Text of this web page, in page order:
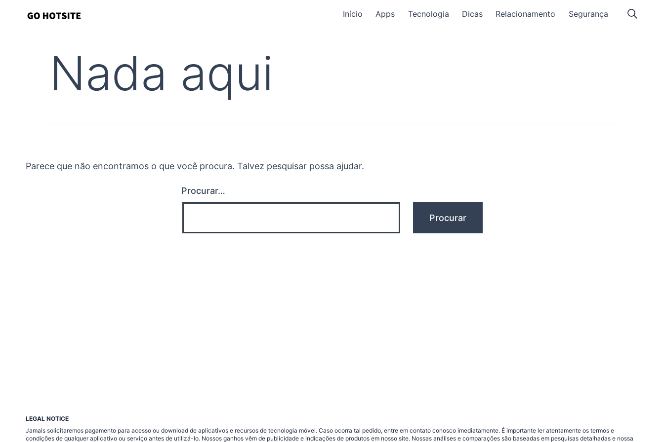
Início Apps Tecnologia Dicas Relacionamento Segurança
Nada aqui
Parece que não encontramos o que você procura. Talvez pesquisar possa ajudar.
Procurar…
LEGAL NOTICE
Jamais solicitaremos pagamento para acesso ou download de aplicativos e recursos de tecnologia móvel. Caso ocorra tal pedido, entre em contato conosco imediatamente. É importante ler atentamente os termos e
condições de qualquer aplicativo ou serviço antes de utilizá-lo. Nossos ganhos vêm de publicidade e indicações de produtos em nosso site. Nossas análises e comparações são baseadas em pesquisas detalhadas e nossa